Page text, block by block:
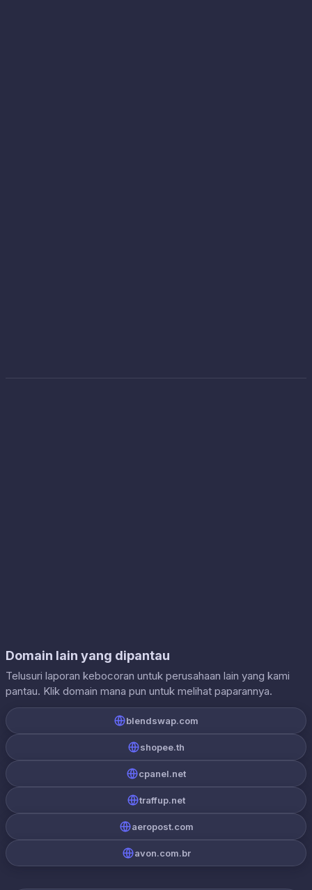
Domain lain yang dipantau
Telusuri laporan kebocoran untuk perusahaan lain yang kami
pantau. Klik domain mana pun untuk melihat paparannya.
blendswap.com
shopee.th
cpanel.net
traffup.net
aeropost.com
avon.com.br